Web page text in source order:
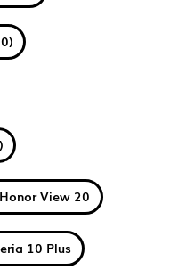
View 20
10 Plus